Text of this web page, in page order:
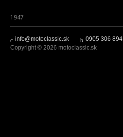
1947
info@motoclassic.sk
0905 306 894
Copyright © 2026 motoclassic.sk